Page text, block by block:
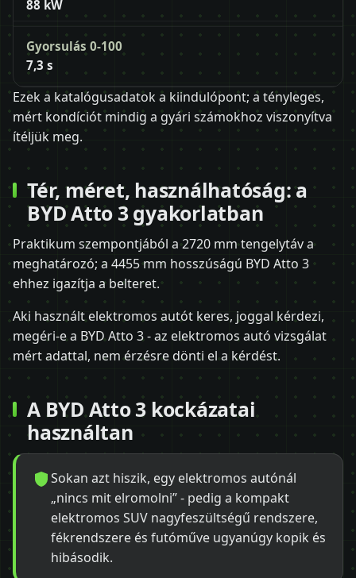
88 kW
Gyorsulás 0-100
7,3 s
Ezek a katalógusadatok a kiindulópont; a tényleges,
mért kondíciót mindig a gyári számokhoz viszonyítva
ítéljük meg.
Tér, méret, használhatóság: a
BYD Atto 3 gyakorlatban
Praktikum szempontjából a 2720 mm tengelytáv a
meghatározó; a 4455 mm hosszúságú BYD Atto 3
ehhez igazítja a belteret.
Aki használt elektromos autót keres, joggal kérdezi,
megéri-e a BYD Atto 3 - az elektromos autó vizsgálat
mért adattal, nem érzésre dönti el a kérdést.
A BYD Atto 3 kockázatai
használtan
Sokan azt hiszik, egy elektromos autónál
„nincs mit elromolni” - pedig a kompakt
elektromos SUV nagyfeszültségű rendszere,
fékrendszere és futóműve ugyanúgy kopik és
hibásodik.